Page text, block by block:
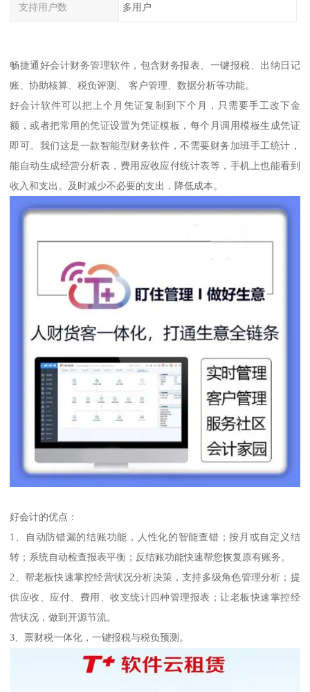
支持用户数 多用户
畅捷通好会计财务管理软件，包含财务报表、一键报税、出纳日记
账、协助核算、税负评测、 客户管理、数据分析等功能。
好会计软件可以把上个月凭证复制到下个月，只需要手工改下金
额，或者把常用的凭证设置为凭证模板，每个月调用模板生成凭证
即可。我们这是一款智能型财务软件，不需要财务加班手工统计，
能自动生成经营分析表，费用应收应付统计表等，手机上也能看到
收入和支出。及时减少不必要的支出，降低成本。
好会计的优点：
1、自动防错漏的结账功能，人性化的智能查错；按月或自定义结
转；系统自动检查报表平衡；反结账功能快速帮您恢复原有账务。
2、帮老板快速掌控经营状况分析决策，支持多级角色管理分析；提
供应收、应付、费用、收支统计四种管理报表；让老板快速掌控经
营状况，做到开源节流。
3、票财税一体化，一键报税与税负预测。